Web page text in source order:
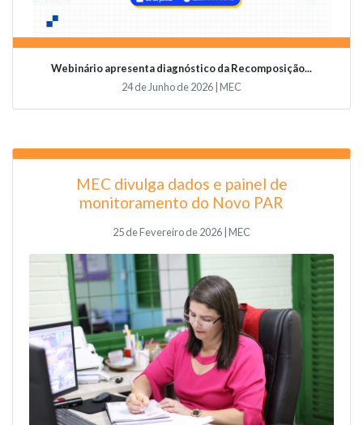
Webinário apresenta diagnóstico da Recomposição...
24 de Junho de 2026 | MEC
MEC divulga dados e painel de
monitoramento do Novo PAR
25 de Fevereiro de 2026 | MEC